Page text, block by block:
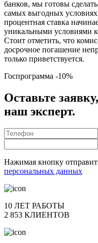
банков, мы готовы
самых выгодных
процентная ставка
уникальными условиями
Стоит отметить, что
досрочное погашение
только приветствуется.
Госпрограмма -10%
Оставьте
наш эксперт.
Нажимая кнопку
персональных данных
10 ЛЕТ РАБОТЫ
2 853 КЛИЕНТОВ